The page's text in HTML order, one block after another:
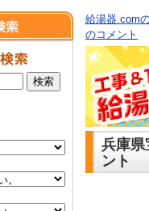
給湯器.com
のコメント
兵庫県
ント